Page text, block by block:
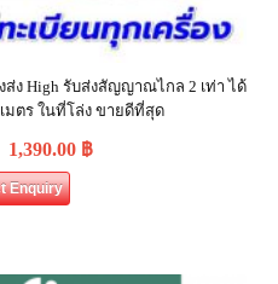
ง High รับส่งสัญญาณไกล 2 เท่า ได้
มตร ในที่โล่ง ขายดีที่สุด
1,390.00 ฿
Enquiry